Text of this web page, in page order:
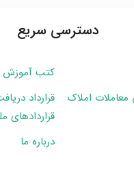
دسترسی سریع
کتب آموزش
املاک
قرارداد
قراردادهای
درباره ما